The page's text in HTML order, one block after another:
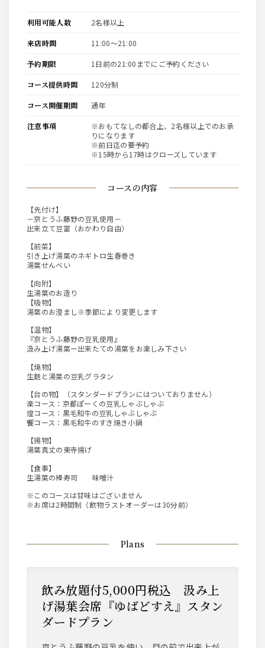
コースの内容
【先付け】
－京とうふ藤野の豆乳使用－
出来立て豆富（おかわり自由）
【前菜】
引き上げ湯葉のネギトロ生春巻き
湯葉せんべい
【向附】
生湯葉のお造り
【吸物】
湯葉のお澄まし※季節により変更します
【温物】
『京とうふ藤野の豆乳使用』
汲み上げ湯葉ー出来たての湯葉をお楽しみ下さい
【焼物】
生麩と湯葉の豆乳グラタン
【台の物】（スタンダードプランにはついておりません）
楽コース：京都ぽーくの豆乳しゃぶしゃぶ
煌コース：黒毛和牛の豆乳しゃぶしゃぶ
饗コース：黒毛和牛のすき焼き小鍋
【揚物】
湯葉真丈の東寺揚げ
【食事】
生湯葉の棒寿司 味噌汁
※このコースは甘味はございません
※お席は2時間制（飲物ラストオーダーは30分前）
利用可能人数 2名様以上
来店時間 11:00〜21:00
予約期限 1日前の21:00までにご予約ください
コース提供時間 120分制
コース開催期間 通年
注意事項
※おもてなしの都合上、2名様以上でのお承
りになります
※前日迄の要予約
※15時から17時はクローズしています
Plans
飲み放題付5,000円税込 汲み上
げ湯葉会席『ゆばどすえ』スタン
ダードプラン